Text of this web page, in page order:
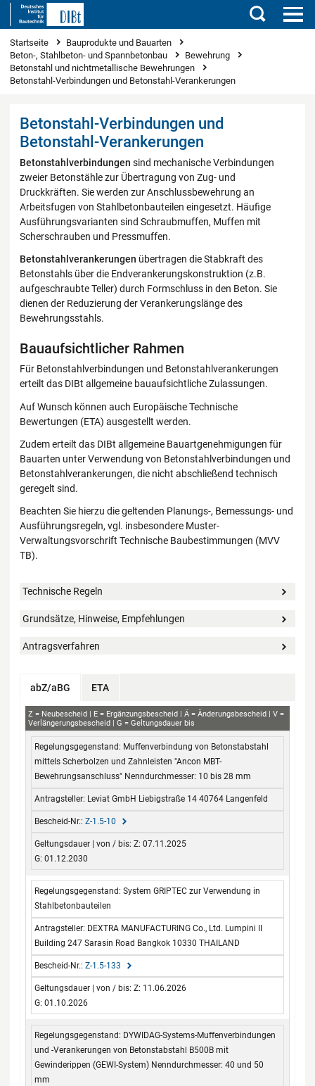
Suchen
Sie sind hier
Startseite
Bauprodukte und Bauarten
Beton-, Stahlbeton- und Spannbetonbau
Bewehrung
Betonstahl und nichtmetallische Bewehrungen
Betonstahl-Verbindungen und Betonstahl-Verankerungen
Betonstahl-Verbindungen und
Betonstahl-Verankerungen
Betonstahlverbindungen sind mechanische Verbindungen
zweier Betonstähle zur Übertragung von Zug- und
Druckkräften. Sie werden zur Anschlussbewehrung an
Arbeitsfugen von Stahlbetonbauteilen eingesetzt. Häufige
Ausführungsvarianten sind Schraubmuffen, Muffen mit
Scherschrauben und Pressmuffen.
Betonstahlverankerungen übertragen die Stabkraft des
Betonstahls über die Endverankerungskonstruktion (z.B.
aufgeschraubte Teller) durch Formschluss in den Beton. Sie
dienen der Reduzierung der Verankerungslänge des
Bewehrungsstahls.
Bauaufsichtlicher Rahmen
Für Betonstahlverbindungen und Betonstahlverankerungen
erteilt das DIBt allgemeine bauaufsichtliche Zulassungen.
Auf Wunsch können auch Europäische Technische
Bewertungen (ETA) ausgestellt werden.
Zudem erteilt das DIBt allgemeine Bauartgenehmigungen für
Bauarten unter Verwendung von Betonstahlverbindungen und
Betonstahlverankerungen, die nicht abschließend technisch
geregelt sind.
Beachten Sie hierzu die geltenden Planungs-, Bemessungs- und
Ausführungsregeln, vgl. insbesondere Muster-
Verwaltungsvorschrift Technische Baubestimmungen (MVV
TB).
Technische Regeln
Grundsätze, Hinweise, Empfehlungen
Antragsverfahren
abZ/aBG ETA
abZ+aBG
Z Neubescheid E Ergänzungsbescheid Ä Änderungsbescheid
V
Verlängerungsbescheid
G Geltungsdauer bis
von / bis
Muffenverbindung von Betonstabstahl
mittels Scherbolzen und Zahnleisten "Ancon MBT-
Bewehrungsanschluss" Nenndurchmesser: 10 bis 28 mm
Leviat GmbH Liebigstraße 14 40764 Langenfeld
Z-1.5-10
Z: 07.11.2025
G: 01.12.2030
System GRIPTEC zur Verwendung in
Stahlbetonbauteilen
DEXTRA MANUFACTURING Co., Ltd. Lumpini II
Building 247 Sarasin Road Bangkok 10330 THAILAND
Z-1.5-133
Z: 11.06.2026
G: 01.10.2026
DYWIDAG-Systems-Muffenverbindungen
und -Verankerungen von Betonstabstahl B500B mit
Gewinderippen (GEWI-System) Nenndurchmesser: 40 und 50
mm